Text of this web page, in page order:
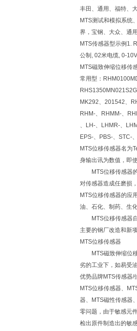
丰田、通用、福特、
MTS测试和模拟系统
界，宝钢、大众、通
MTS传感器型示例1.
公制, 02米电缆, 0-
MTS磁致伸缩位移传
常用型：
MK292、201542、
RHM-、RHMM-、
、LH-、LHMR-、
EPS-、PBS-、STC-
MTS位移传感器名为
身输出讯为数值，即
MTS位移传感器的
对传感器造成任磨损
MTS位移传感器的应
油、石化、制药、生
MTS位移传感器自
主要的钢厂改造和新
MTS位移传感器
MTS磁致伸缩位移
劣的工业下，如易受
优势品牌MTS传感器/
MTS位移传感器、
器、MTS磁性传感器
零问题，由于敏感元
检出原件制造出的敏